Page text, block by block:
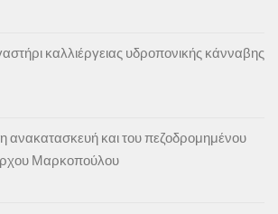
καλλιέργειας υδροπονικής κάνναβης
και του πεζοδρομημένου
Μαρκοπούλου